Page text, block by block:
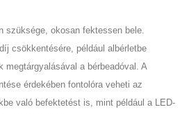
szüksége, okosan fektessen bele.
csökkentésére, például albérletbe
megtárgyalásával a bérbeadóval. A
érdekében fontolóra veheti az
való befektetést is, mint például a LED-